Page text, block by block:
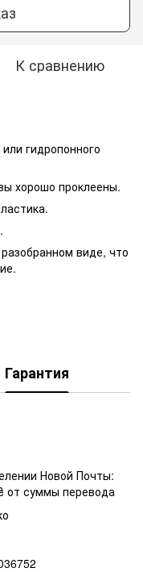
К сравнению
гидропонного
хорошо проклеены.
виде, что
Гарантия
Новой Почты:
от суммы перевода